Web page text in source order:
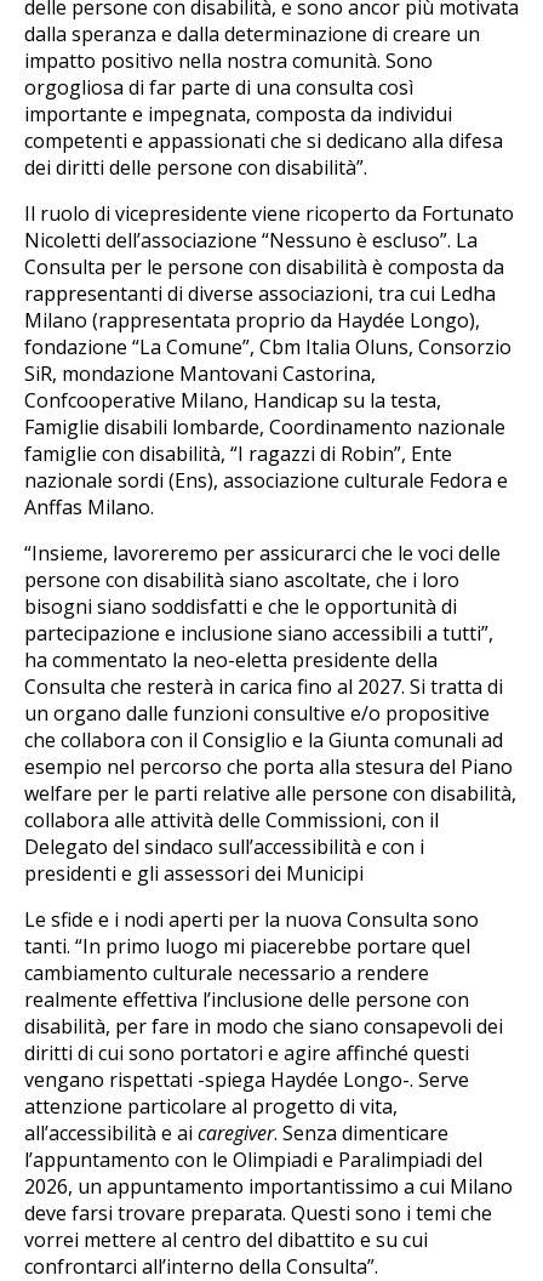
delle persone con disabilità, e sono ancor più motivata
dalla speranza e dalla determinazione di creare un
impatto positivo nella nostra comunità. Sono
orgogliosa di far parte di una consulta così
importante e impegnata, composta da individui
competenti e appassionati che si dedicano alla difesa
dei diritti delle persone con disabilità”.
Il ruolo di vicepresidente viene ricoperto da Fortunato
Nicoletti dell’associazione “Nessuno è escluso”. La
Consulta per le persone con disabilità è composta da
rappresentanti di diverse associazioni, tra cui Ledha
Milano (rappresentata proprio da Haydée Longo),
fondazione “La Comune”, Cbm Italia Oluns, Consorzio
SiR, mondazione Mantovani Castorina,
Confcooperative Milano, Handicap su la testa,
Famiglie disabili lombarde, Coordinamento nazionale
famiglie con disabilità, “I ragazzi di Robin”, Ente
nazionale sordi (Ens), associazione culturale Fedora e
Anffas Milano.
“Insieme, lavoreremo per assicurarci che le voci delle
persone con disabilità siano ascoltate, che i loro
bisogni siano soddisfatti e che le opportunità di
partecipazione e inclusione siano accessibili a tutti”,
ha commentato la neo-eletta presidente della
Consulta che resterà in carica fino al 2027. Si tratta di
un organo dalle funzioni consultive e/o propositive
che collabora con il Consiglio e la Giunta comunali ad
esempio nel percorso che porta alla stesura del Piano
welfare per le parti relative alle persone con disabilità,
collabora alle attività delle Commissioni, con il
Delegato del sindaco sull’accessibilità e con i
presidenti e gli assessori dei Municipi
Le sfide e i nodi aperti per la nuova Consulta sono
tanti. “In primo luogo mi piacerebbe portare quel
cambiamento culturale necessario a rendere
realmente effettiva l’inclusione delle persone con
disabilità, per fare in modo che siano consapevoli dei
diritti di cui sono portatori e agire affinché questi
vengano rispettati -spiega Haydée Longo-. Serve
attenzione particolare al progetto di vita,
all’accessibilità e ai caregiver. Senza dimenticare
l’appuntamento con le Olimpiadi e Paralimpiadi del
2026, un appuntamento importantissimo a cui Milano
deve farsi trovare preparata. Questi sono i temi che
vorrei mettere al centro del dibattito e su cui
confrontarci all’interno della Consulta”.